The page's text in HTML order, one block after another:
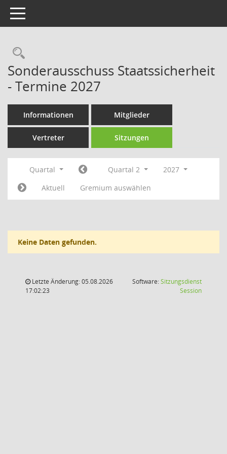
Toggle navigation
Rechercheauswahl
Sonderausschuss Staatssicherheit
- Termine 2027
Informationen Mitglieder
Vertreter Sitzungen
Quartal Quartal 2
2027
Aktuell
Gremium auswählen
Keine Daten gefunden.
Letzte Änderung: 05.08.2026
17:02:23
Software:Sitzungsdienst
Session(Wird in